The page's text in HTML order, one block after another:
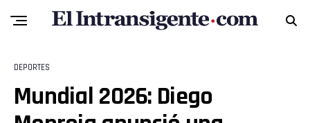
DEPORTES
Mundial 2026: Diego